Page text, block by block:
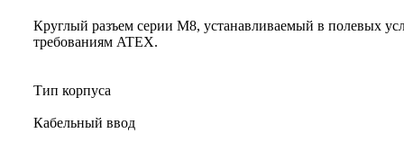
Круглый разъем серии M8, устанавливаемый в полевых
требованиям ATEX.
Тип корпуса
Кабельный ввод